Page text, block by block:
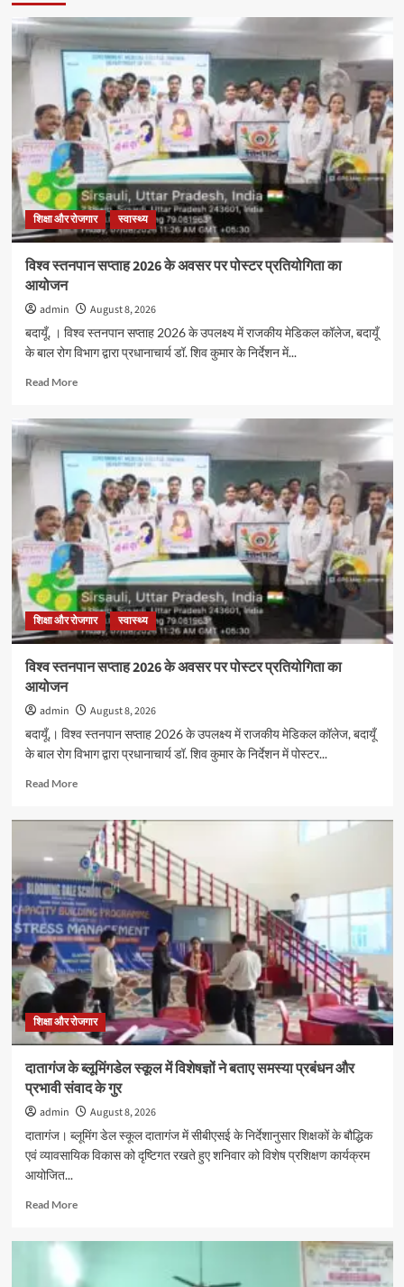
शिक्षा और रोजगार स्वास्थ्य
विश्व स्तनपान सप्ताह 2026 के अवसर पर पोस्टर प्रतियोगिता का
आयोजन
admin
August 8, 2026
बदायूँ, । विश्व स्तनपान सप्ताह 2026 के उपलक्ष्य में राजकीय मेडिकल कॉलेज, बदायूँ
के बाल रोग विभाग द्वारा प्रधानाचार्य डॉ. शिव कुमार के निर्देशन में...
Read MoreRead
विश्व
स्तनपान
सप्ताह
2026
के
अवसर
पर
पोस्टर
प्रतियोगिता
का
आयोजन
शिक्षा और रोजगार स्वास्थ्य
विश्व स्तनपान सप्ताह 2026 के अवसर पर पोस्टर प्रतियोगिता का
आयोजन
admin
August 8, 2026
बदायूँ,। विश्व स्तनपान सप्ताह 2026 के उपलक्ष्य में राजकीय मेडिकल कॉलेज, बदायूँ
के बाल रोग विभाग द्वारा प्रधानाचार्य डॉ. शिव कुमार के निर्देशन में पोस्टर...
Read MoreRead
विश्व
स्तनपान
सप्ताह
2026
के
अवसर
पर
पोस्टर
प्रतियोगिता
का
आयोजन
शिक्षा और रोजगार
दातागंज के ब्लूमिंगडेल स्कूल में विशेषज्ञों ने बताए समस्या प्रबंधन और
प्रभावी संवाद के गुर
admin
August 8, 2026
दातागंज। ब्लूमिंग डेल स्कूल दातागंज में सीबीएसई के निर्देशानुसार शिक्षकों के बौद्धिक
एवं व्यावसायिक विकास को दृष्टिगत रखते हुए शनिवार को विशेष प्रशिक्षण कार्यक्रम
आयोजित...
Read MoreRead
दातागंज